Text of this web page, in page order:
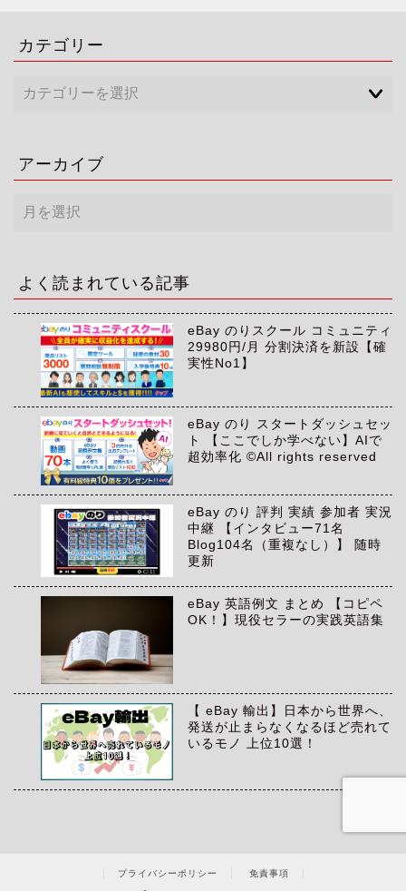
カテゴリー
アーカイブ
ー
ブ
よく読まれている記事
eBay のりスクール コミュニティ
29980円/月 分割決済を新設【確
実性No1】
eBay のり スタートダッシュセッ
ト 【ここでしか学べない】AIで
超効率化 ©All rights reserved
eBay のり 評判 実績 参加者 実況
中継 【インタビュー71名
Blog104名（重複なし）】 随時
更新
eBay 英語例文 まとめ 【コピペ
OK！】現役セラーの実践英語集
【 eBay 輸出】日本から世界へ、
発送が止まらなくなるほど売れて
いるモノ 上位10選！
プライバシーポリシー 免責事項